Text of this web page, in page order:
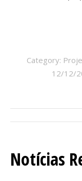
Category:
12/12/
de
Notícias